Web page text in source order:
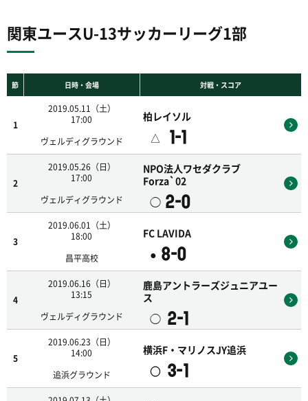
関東ユースU-13サッカーリーグ1部
節 日時・会場 対戦・スコア
1
2019.05.11（土）
17:00
ヴェルディグラウンド
柏レイソル
△ 1-1
2
2019.05.26（日）
17:00
ヴェルディグラウンド
NPO法人ワセダクラブ
Forza`02
◯ 2-0
3
2019.06.01（土）
18:00
昌平高校
FC LAVIDA
● 8-0
4
2019.06.16（日）
13:15
ヴェルディグラウンド
鹿島アントラーズジュニアユー
ス
◯ 2-1
5
2019.06.23（日）
14:00
追浜グラウンド
横浜F・マリノスJY追浜
〇 3-1